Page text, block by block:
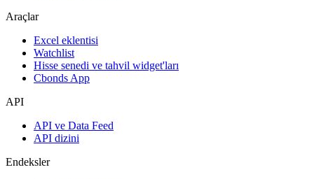
Araçlar
Excel eklentisi
Watchlist
Hisse senedi ve tahvil widget'ları
Cbonds App
API
API ve Data Feed
API dizini
Endeksler